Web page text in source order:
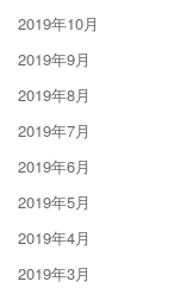
2019年10月
2019年9月
2019年8月
2019年7月
2019年6月
2019年5月
2019年4月
2019年3月